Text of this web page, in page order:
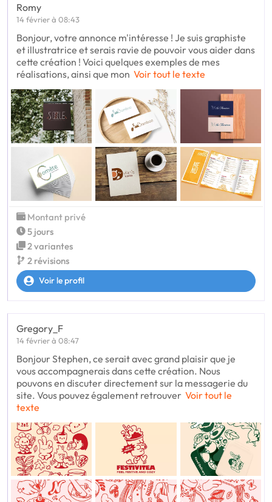
Romy
14 février à 08:43
Bonjour, votre annonce m'intéresse ! Je suis graphiste
et illustratrice et serais ravie de pouvoir vous aider dans
cette création ! Voici quelques exemples de mes
réalisations, ainsi que mon Voir tout le texte
Montant privé
5 jours
2 variantes
2 révisions
Voir le profil
Gregory_F
14 février à 08:47
Bonjour Stephen, ce serait avec grand plaisir que je
vous accompagnerais dans cette création. Nous
pouvons en discuter directement sur la messagerie du
site. Vous pouvez également retrouver Voir tout le
texte